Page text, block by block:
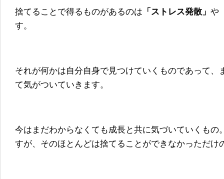
捨てることで得るものがあるのは 「ストレス発散」 や
す。
それが何かは自分自身で見つけていくものであって、
て気がついていきます。
今はまだわからなくても成長と共に気づいていくもの
すが、そのほとんどは捨てることができなかっただけ